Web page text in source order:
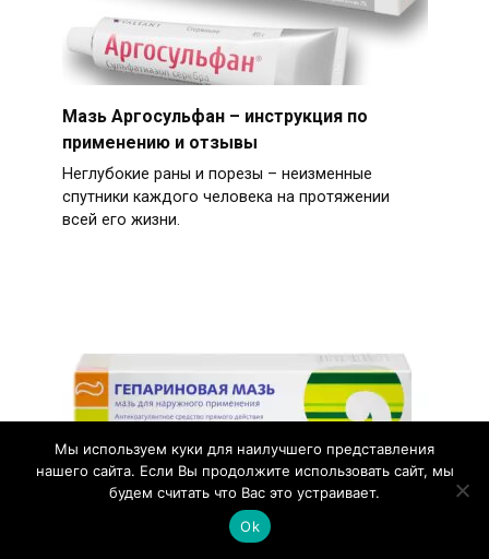
Мазь Аргосульфан – инструкция по
применению и отзывы
Неглубокие раны и порезы – неизменные
спутники каждого человека на протяжении
всей его жизни.
Мы используем куки для наилучшего представления
нашего сайта. Если Вы продолжите использовать сайт, мы
будем считать что Вас это устраивает.
Ok